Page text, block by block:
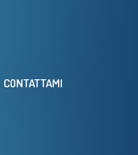
CONTATTAMI